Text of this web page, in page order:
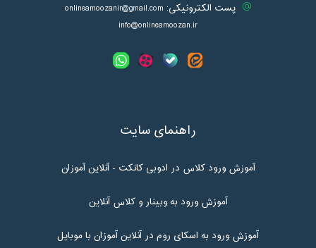
پست الکترونیکی: onlineamoozanir@gmail.com
info@onlineamoozan.ir
راهنمای سایت
آموزش ورود کلاس در ادوبی کانکت - آنلاین آموزان
آموزش ورود به وبینار و کلاس آنلاین
آموزش ورود به اسکای روم در آنلاین آموزان با موبایل